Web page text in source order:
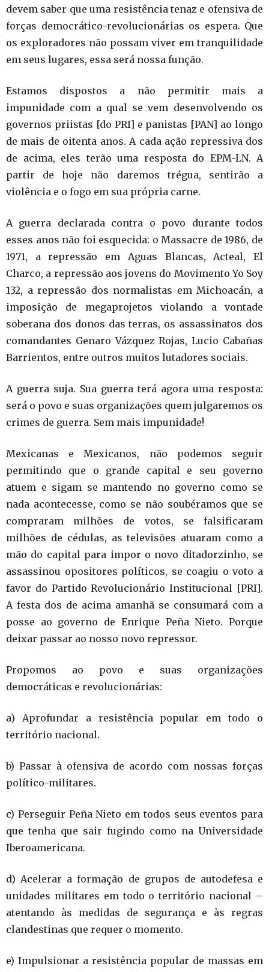
devem saber que uma resistência tenaz e ofensiva de
forças democrático-revolucionárias os espera. Que
os exploradores não possam viver em tranquilidade
em seus lugares, essa será nossa função.
Estamos dispostos a não permitir mais a
impunidade com a qual se vem desenvolvendo os
governos priistas [do PRI] e panistas [PAN] ao longo
de mais de oitenta anos. A cada ação repressiva dos
de acima, eles terão uma resposta do EPM-LN. A
partir de hoje não daremos trégua, sentirão a
violência e o fogo em sua própria carne.
A guerra declarada contra o povo durante todos
esses anos não foi esquecida: o Massacre de 1986, de
1971, a repressão em Aguas Blancas, Acteal, El
Charco, a repressão aos jovens do Movimento Yo Soy
132, a repressão dos normalistas em Michoacán, a
imposição de megaprojetos violando a vontade
soberana dos donos das terras, os assassinatos dos
comandantes Genaro Vázquez Rojas, Lucio Cabañas
Barrientos, entre outros muitos lutadores sociais.
A guerra suja. Sua guerra terá agora uma resposta:
será o povo e suas organizações quem julgaremos os
crimes de guerra. Sem mais impunidade!
Mexicanas e Mexicanos, não podemos seguir
permitindo que o grande capital e seu governo
atuem e sigam se mantendo no governo como se
nada acontecesse, como se não soubéramos que se
compraram milhões de votos, se falsificaram
milhões de cédulas, as televisões atuaram como a
mão do capital para impor o novo ditadorzinho, se
assassinou opositores políticos, se coagiu o voto a
favor do Partido Revolucionário Institucional [PRI].
A festa dos de acima amanhã se consumará com a
posse ao governo de Enrique Peña Nieto. Porque
deixar passar ao nosso novo repressor.
Propomos ao povo e suas organizações
democráticas e revolucionárias:
a) Aprofundar a resistência popular em todo o
território nacional.
b) Passar à ofensiva de acordo com nossas forças
político-militares.
c) Perseguir Peña Nieto em todos seus eventos para
que tenha que sair fugindo como na Universidade
Iberoamericana.
d) Acelerar a formação de grupos de autodefesa e
unidades militares em todo o território nacional –
atentando às medidas de segurança e às regras
clandestinas que requer o momento.
e) Impulsionar a resistência popular de massas em